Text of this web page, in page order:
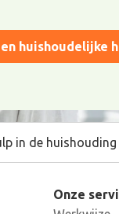
huishoudelijke
in de
Onze